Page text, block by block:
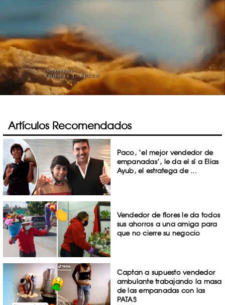
Artículos Recomendados
Paco, ‘el mejor vendedor de
empanadas’, le da el sí a Elias
Ayub, el estratega de ...
Vendedor de flores le da todos
sus ahorros a una amiga para
que no cierre su negocio
Captan a supuesto vendedor
ambulante trabajando la masa
de las empanadas con las
PATAS